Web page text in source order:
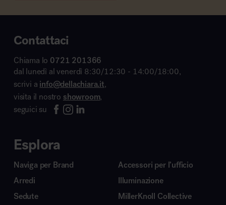
Contattaci
Chiama lo 0721 201366
dal lunedì al venerdì 8:30/12:30 - 14:00/18:00,
scrivi a info@dellachiara.it,
visita il nostro showroom,
seguici su
Esplora
Naviga per Brand
Arredi
Sedute
Accessori per l’ufficio
Illuminazione
MillerKnoll Collective